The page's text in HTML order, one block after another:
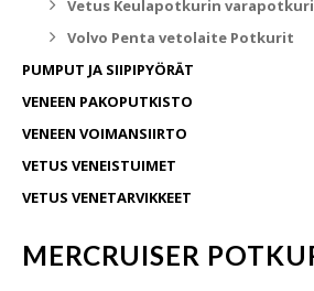
Vetus Keulapotkurin varapotkuri
Volvo Penta vetolaite Potkurit
PUMPUT JA SIIPIPYÖRÄT
VENEEN PAKOPUTKISTO
VENEEN VOIMANSIIRTO
VETUS VENEISTUIMET
VETUS VENETARVIKKEET
MERCRUISER